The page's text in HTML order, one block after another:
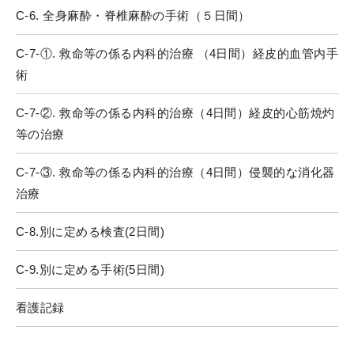
C-6. 全身麻酔・脊椎麻酔の手術（５日間）
C-7-①. 救命等の係る内科的治療 （4日間）経皮的血管内手
術
C-7-②. 救命等の係る内科的治療（4日間）経皮的心筋焼灼
等の治療
C-7-③. 救命等の係る内科的治療（4日間）侵襲的な消化器
治療
C-8.別に定める検査(2日間)
C-9.別に定める手術(5日間)
看護記録